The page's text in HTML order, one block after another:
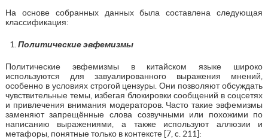
На основе собранных данных была составлена следующая
классификация:
Политические эвфемизмы
Политические эвфемизмы в китайском языке широко
используются для завуалированного выражения мнений,
особенно в условиях строгой цензуры. Они позволяют обсуждать
чувствительные темы, избегая блокировки сообщений в соцсетях
и привлечения внимания модераторов. Часто такие эвфемизмы
заменяют запрещённые слова созвучными или похожими по
написанию выражениями, а также используют аллюзии и
метафоры, понятные только в контексте [7, c. 211]: